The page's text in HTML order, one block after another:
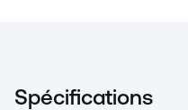
Spécifications